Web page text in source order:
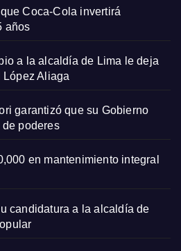
Coca-Cola invertirá
años
a la alcaldía de Lima le deja
Aliaga
garantizó que su Gobierno
poderes
en mantenimiento integral
candidatura a la alcaldía de